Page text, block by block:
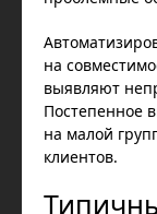
на
выявляют
Постепенное
на малой
клиентов.